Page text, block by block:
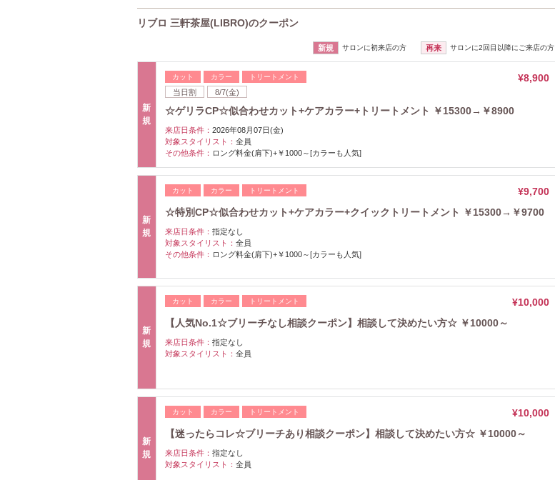
リブロ 三軒茶屋(LIBRO)のクーポン
新規 サロンに初来店の方 再来 サロンに2回目以降にご来店の方
新
規
カット カラー トリートメント
当日割 8/7(金)
¥8,900
☆ゲリラCP☆似合わせカット+ケアカラー+トリートメント ￥15300→￥8900
来店日条件： 2026年08月07日(金)
対象スタイリスト： 全員
その他条件： ロング料金(肩下)+￥1000～[カラーも人気]
新
規
カット カラー トリートメント
¥9,700
☆特別CP☆似合わせカット+ケアカラー+クイックトリートメント ￥15300→￥9700
来店日条件： 指定なし
対象スタイリスト： 全員
その他条件： ロング料金(肩下)+￥1000～[カラーも人気]
新
規
カット カラー トリートメント
¥10,000
【人気No.1☆ブリーチなし相談クーポン】相談して決めたい方☆ ￥10000～
来店日条件： 指定なし
対象スタイリスト： 全員
新
規
カット カラー トリートメント
¥10,000
【迷ったらコレ☆ブリーチあり相談クーポン】相談して決めたい方☆ ￥10000～
来店日条件： 指定なし
対象スタイリスト： 全員